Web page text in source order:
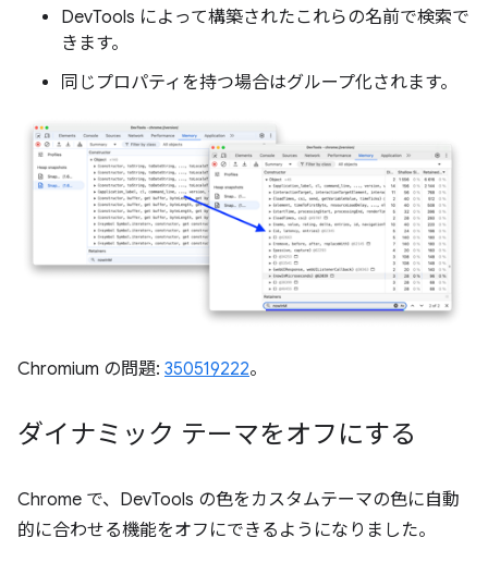
DevTools によって構築されたこれらの名前で検索で
きます。
同じプロパティを持つ場合はグループ化されます。
Chromium の問題: 350519222。
ダイナミック テーマをオフにする
Chrome で、DevTools の色をカスタムテーマの色に自動
的に合わせる機能をオフにできるようになりました。